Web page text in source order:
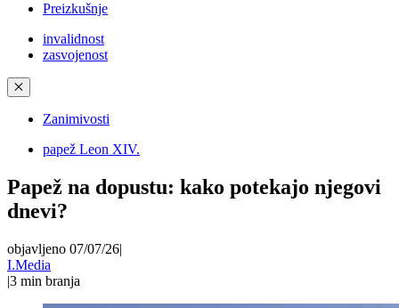
Preizkušnje
invalidnost
zasvojenost
✕
Zanimivosti
papež Leon XIV.
Papež na dopustu: kako potekajo njegovi
dnevi?
objavljeno 07/07/26|
I.Media
|3 min branja